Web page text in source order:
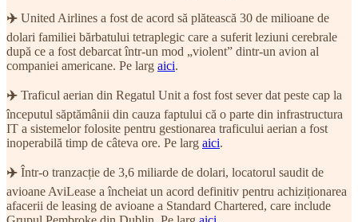
✈️ United Airlines a fost de acord să plătească 30 de milioane de
dolari familiei bărbatului tetraplegic care a suferit leziuni cerebrale
după ce a fost debarcat într-un mod „violent” dintr-un avion al
companiei americane. Pe larg aici.
✈️ Traficul aerian din Regatul Unit a fost fost sever dat peste cap la
începutul săptămânii din cauza faptului că o parte din infrastructura
IT a sistemelor folosite pentru gestionarea traficului aerian a fost
inoperabilă timp de câteva ore. Pe larg aici.
✈️ Într-o tranzacție de 3,6 miliarde de dolari, locatorul saudit de
avioane AviLease a încheiat un acord definitiv pentru achiziționarea
afacerii de leasing de avioane a Standard Chartered, care include